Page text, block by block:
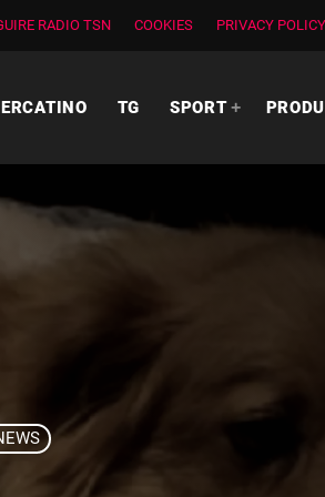
RADIO TSN COOKIES PRIVACY POLICY
TG SPORT